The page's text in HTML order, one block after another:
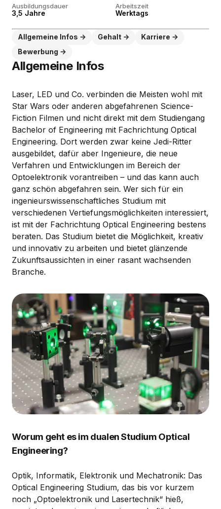
Ausbildungsdauer
3,5 Jahre
Arbeitszeit
Werktags
Allgemeine Infos Gehalt
Karriere
Bewerbung
Allgemeine Infos
Laser, LED und Co. verbinden die Meisten wohl mit
Star Wars oder anderen abgefahrenen Science-
Fiction Filmen und nicht direkt mit dem Studiengang
Bachelor of Engineering mit Fachrichtung Optical
Engineering. Dort werden zwar keine Jedi-Ritter
ausgebildet, dafür aber Ingenieure, die neue
Verfahren und Entwicklungen im Bereich der
Optoelektronik vorantreiben – und das kann auch
ganz schön abgefahren sein. Wer sich für ein
ingenieurswissenschaftliches Studium mit
verschiedenen Vertiefungsmöglichkeiten interessiert,
ist mit der Fachrichtung Optical Engineering bestens
beraten. Das Studium bietet die Möglichkeit, kreativ
und innovativ zu arbeiten und bietet glänzende
Zukunftsaussichten in einer rasant wachsenden
Branche.
Worum geht es im dualen Studium Optical
Engineering?
Optik, Informatik, Elektronik und Mechatronik: Das
Optical Engineering Studium, das bis vor kurzem
noch „Optoelektronik und Lasertechnik“ hieß,